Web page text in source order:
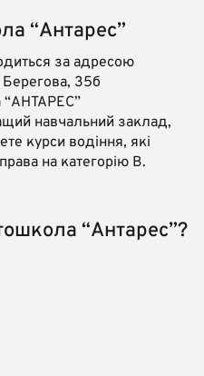
“Антарес”
за адресою
35б
“АНТАРЕС”
навчальний заклад,
курси водіння, які
на категорію В.
“Антарес”?